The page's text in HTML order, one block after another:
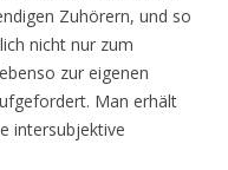
Zuhörern, und so
nicht nur zum
zur eigenen
Man erhält
intersubjektive